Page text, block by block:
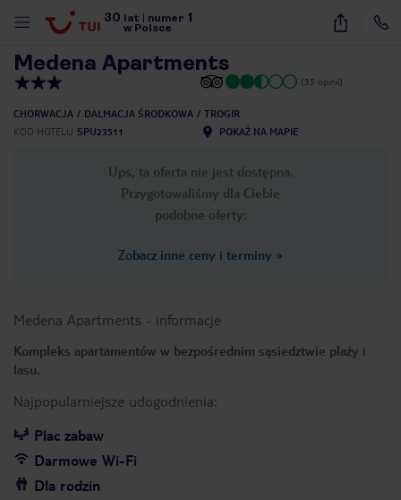
30 lat numer 1
w Polsce
48
Medena Apartments
(35 opinii)
CHORWACJA DALMACJA ŚRODKOWA
TROGIR
KOD HOTELU SPU23511 POKAŻ NA MAPIE
Ups, ta oferta nie jest dostępna.
Przygotowaliśmy dla Ciebie
podobne oferty:
Zobacz inne ceny i terminy »
Medena Apartments - informacje
Kompleks apartamentów w bezpośrednim sąsiedztwie plaży i
lasu.
Najpopularniejsze udogodnienia:
Plac zabaw
Darmowe Wi-Fi
Dla rodzin